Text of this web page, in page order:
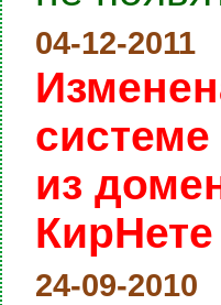
04-12-2011
из
24-09-2010